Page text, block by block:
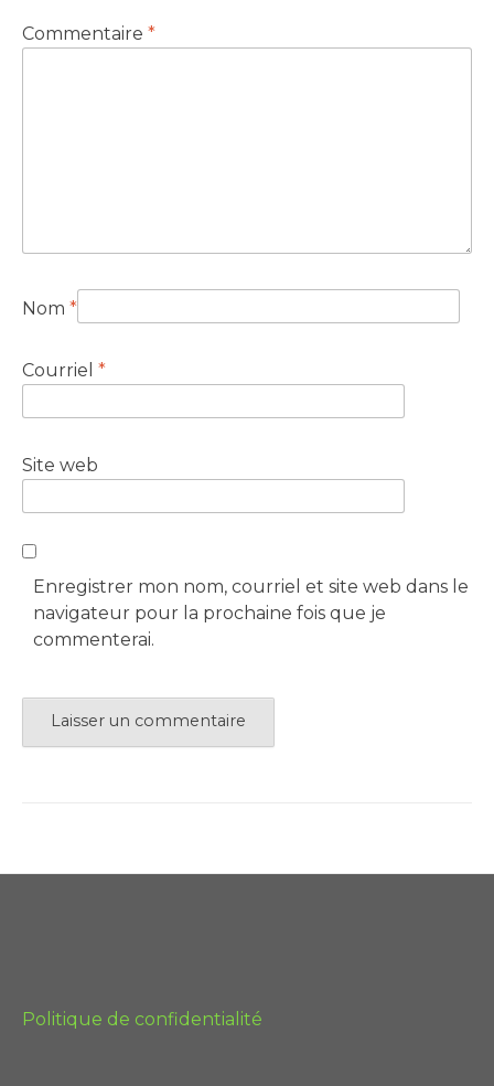
Commentaire *
Nom *
Courriel *
Site web
Enregistrer mon nom, courriel et site web dans le
navigateur pour la prochaine fois que je
commenterai.
Politique de confidentialité